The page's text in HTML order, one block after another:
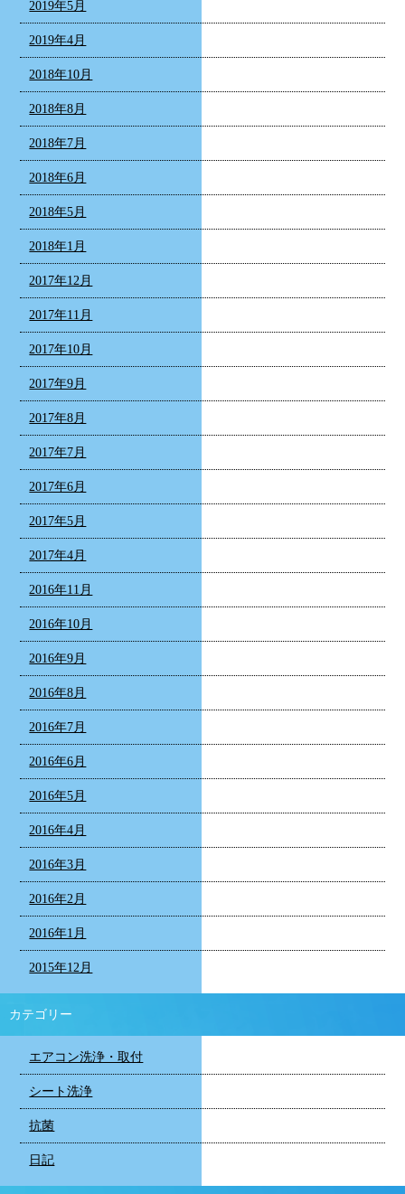
2019年5月
2019年4月
2018年10月
2018年8月
2018年7月
2018年6月
2018年5月
2018年1月
2017年12月
2017年11月
2017年10月
2017年9月
2017年8月
2017年7月
2017年6月
2017年5月
2017年4月
2016年11月
2016年10月
2016年9月
2016年8月
2016年7月
2016年6月
2016年5月
2016年4月
2016年3月
2016年2月
2016年1月
2015年12月
カテゴリー
エアコン洗浄・取付
シート洗浄
抗菌
日記